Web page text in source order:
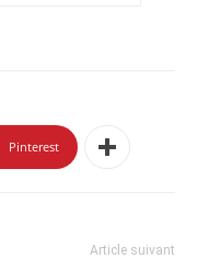
Pinterest
Article suivant